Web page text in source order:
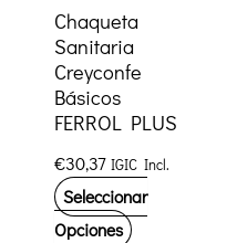
elegir
en
la
página
producto
Chaqueta
Sanitaria
Creyconfe
Básicos
FERROL PLUS
€30,37 IGIC Incl.
Seleccionar
Opciones Este